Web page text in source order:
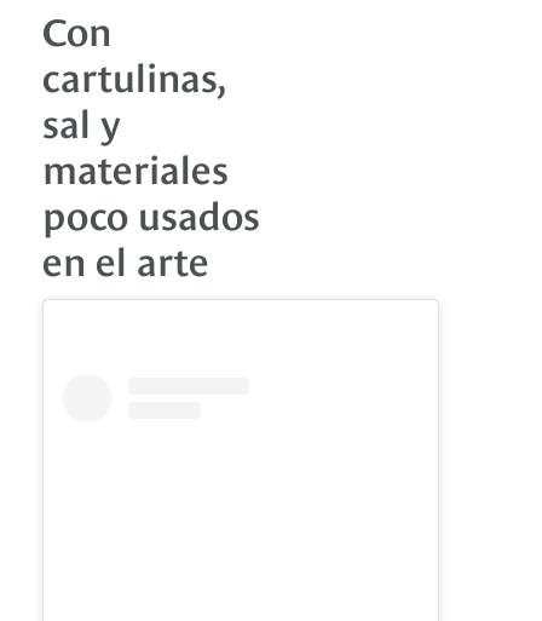
Con
cartulinas,
sal y
materiales
poco usados
en el arte